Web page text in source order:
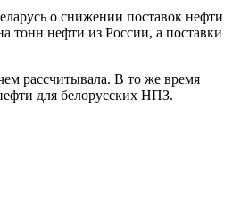
о снижении поставок нефти
тонн нефти из России, а поставки
рассчитывала. В то же время
для белорусских НПЗ.